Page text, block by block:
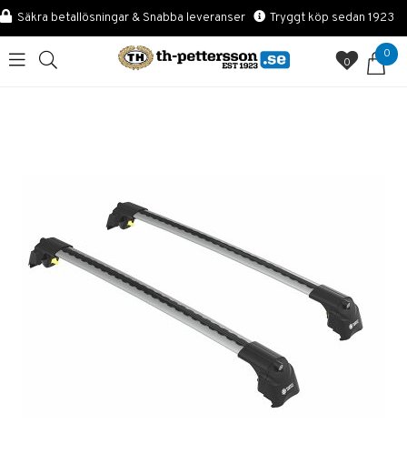
Säkra betallösningar & Snabba leveranser Tryggt köp sedan 1923
0
0